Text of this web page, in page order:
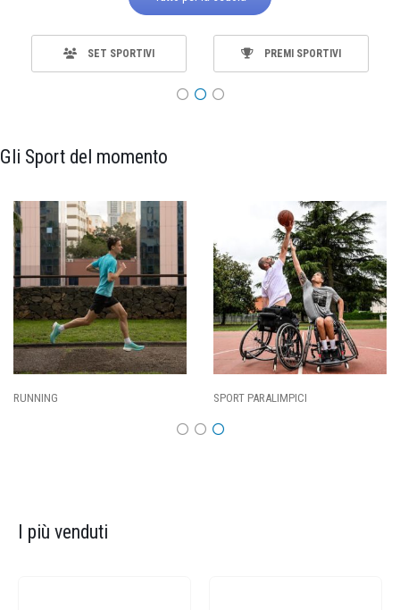
SET SPORTIVI PREMI SPORTIVI
Gli Sport del momento
SPORT PARALIMPICI
I più venduti